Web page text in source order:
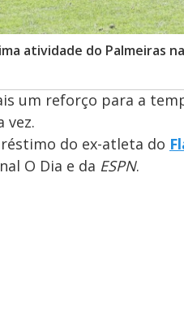
atividade do Palmeiras
um reforço para a
vez.
do ex-atleta do
O Dia e da ESPN.